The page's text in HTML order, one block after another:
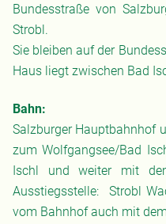
Bundesstraße von
Strobl.
Sie bleiben auf der
Haus liegt zwischen Bad
Bahn:
Salzburger Hauptbahnhof
zum Wolfgangsee/Bad
Ischl und weiter mit
Ausstiegsstelle: Strobl
vom Bahnhof auch mit